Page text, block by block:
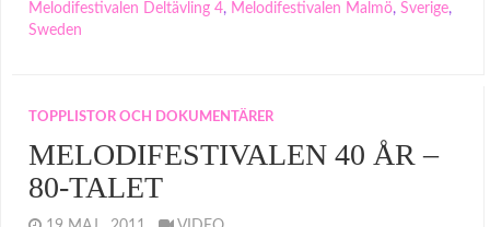
Melodifestivalen Deltävling 4, Melodifestivalen Malmö, Sverige,
Sweden
TOPPLISTOR OCH DOKUMENTÄRER
MELODIFESTIVALEN 40 ÅR –
80-TALET